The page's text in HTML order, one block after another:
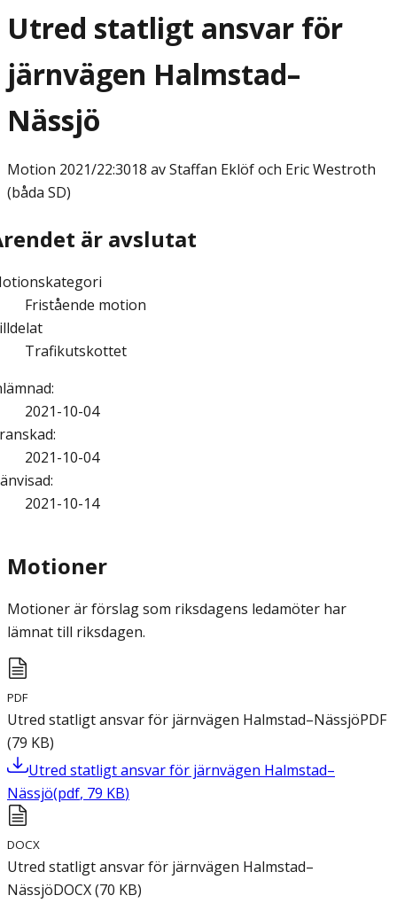
Utred statligt ansvar för
järnvägen Halmstad–
Nässjö
Motion 2021/22:3018 av Staffan Eklöf och Eric Westroth
(båda SD)
är avslutat
Fristående motion
Trafikutskottet
:
2021-10-04
:
2021-10-04
:
2021-10-14
Motioner
Motioner är förslag som riksdagens ledamöter har
lämnat till riksdagen.
PDF
Utred statligt ansvar för järnvägen Halmstad–NässjöPDF
(79 KB)
Utred statligt ansvar för järnvägen Halmstad–
Nässjö(pdf, 79 KB)
DOCX
Utred statligt ansvar för järnvägen Halmstad–
NässjöDOCX(70 KB)